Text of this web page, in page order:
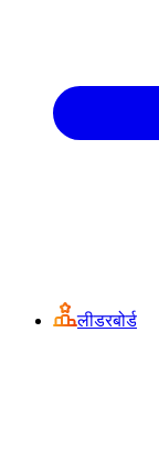
लीडरबोर्ड